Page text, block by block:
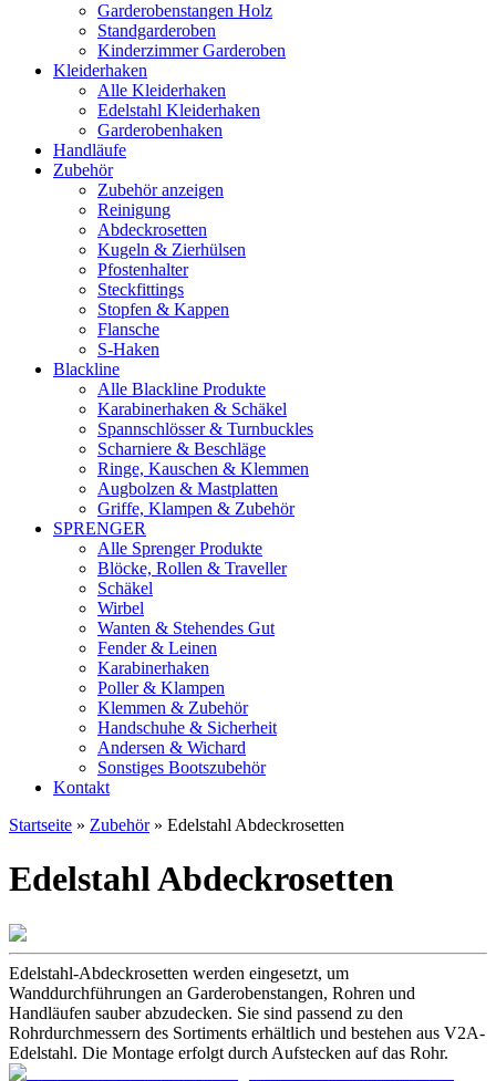
Garderobenstangen Holz
Standgarderoben
Kinderzimmer Garderoben
Kleiderhaken
Alle Kleiderhaken
Edelstahl Kleiderhaken
Garderobenhaken
Handläufe
Zubehör
Zubehör anzeigen
Reinigung
Abdeckrosetten
Kugeln & Zierhülsen
Pfostenhalter
Steckfittings
Stopfen & Kappen
Flansche
S-Haken
Blackline
Alle Blackline Produkte
Karabinerhaken & Schäkel
Spannschlösser & Turnbuckles
Scharniere & Beschläge
Ringe, Kauschen & Klemmen
Augbolzen & Mastplatten
Griffe, Klampen & Zubehör
SPRENGER
Alle Sprenger Produkte
Blöcke, Rollen & Traveller
Schäkel
Wirbel
Wanten & Stehendes Gut
Fender & Leinen
Karabinerhaken
Poller & Klampen
Klemmen & Zubehör
Handschuhe & Sicherheit
Andersen & Wichard
Sonstiges Bootszubehör
Kontakt
Startseite » Zubehör» Edelstahl Abdeckrosetten
Edelstahl Abdeckrosetten
Edelstahl-Abdeckrosetten werden eingesetzt, um
Wanddurchführungen an Garderobenstangen, Rohren und
Handläufen sauber abzudecken. Sie sind passend zu den
Rohrdurchmessern des Sortiments erhältlich und bestehen aus V2A-
Edelstahl. Die Montage erfolgt durch Aufstecken auf das Rohr.